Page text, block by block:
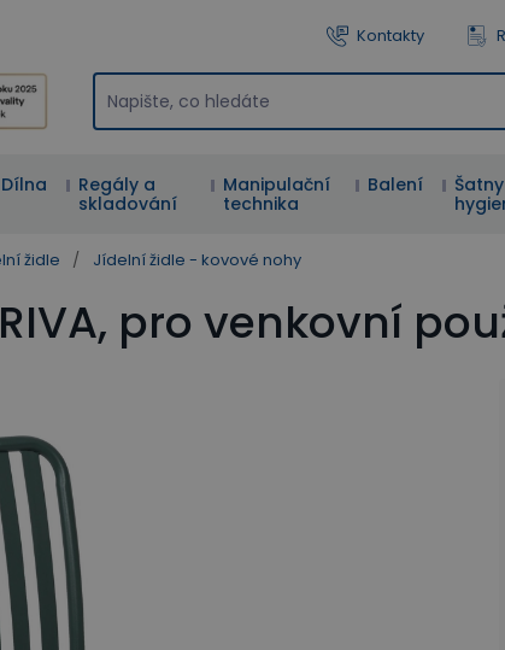
Kontakty
Dílna
Regály a
skladování
Manipulační
technika
Balení
židle / Jídelní židle - kovové nohy
pro venkovní